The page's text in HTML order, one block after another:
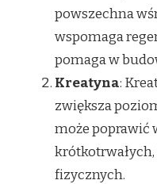
powszechna
wspomaga
pomaga w
Kreatyna:
zwiększa
może poprawić
fizycznych.